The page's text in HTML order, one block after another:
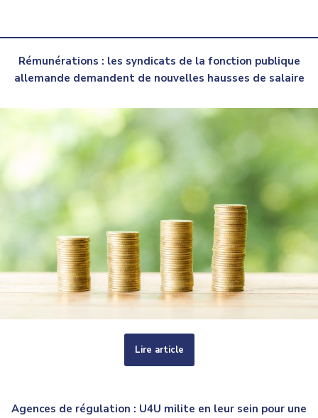
Rémunérations : les syndicats de la fonction publique
allemande demandent de nouvelles hausses de salaire
Lire article
Agences de régulation : U4U milite en leur sein pour une